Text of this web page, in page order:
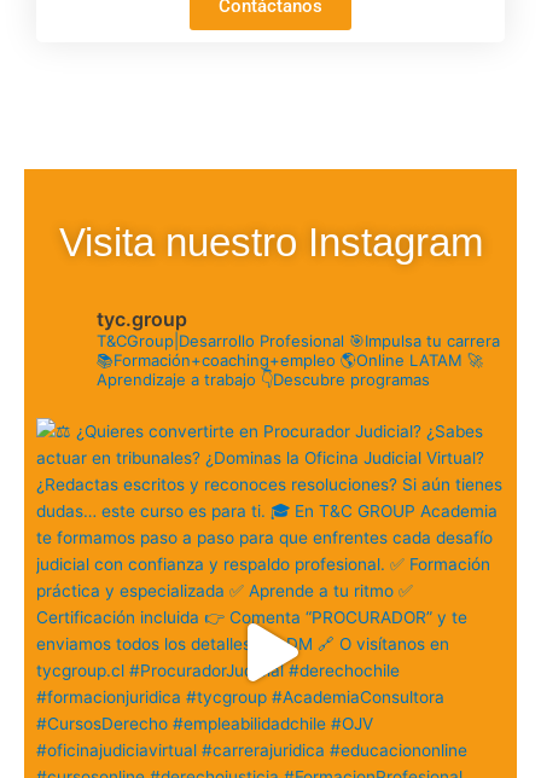
Visita nuestro Instagram
T&CGroup|Desarrollo Profesional
📚Formación+coaching+empleo🌎Online LATAM🚀
Aprendizaje a trabajo👇Descubre programas